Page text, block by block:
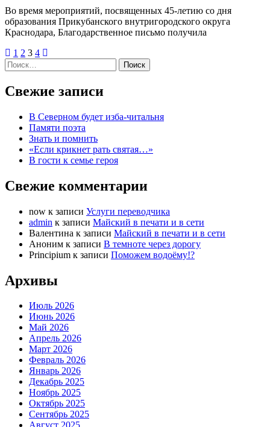
Во время мероприятий, посвященных 45-летию со дня
образования Прикубанского внутригородского округа
Краснодара, Благодарственное письмо получила
1 2 3 4
Найти:
Свежие записи
В Северном будет изба-читальня
Памяти поэта
Знать и помнить
«Если крикнет рать святая…»
В гости к семье героя
Свежие комментарии
now к записи Услуги переводчика
admin к записи Майский в печати и в сети
Валентина к записи Майский в печати и в сети
Аноним к записи В темноте через дорогу
Principium к записи Поможем водоёму!?
Архивы
Июль 2026
Июнь 2026
Май 2026
Апрель 2026
Март 2026
Февраль 2026
Январь 2026
Декабрь 2025
Ноябрь 2025
Октябрь 2025
Сентябрь 2025